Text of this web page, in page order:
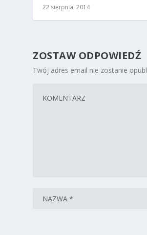
22 sierpnia, 2014
ZOSTAW ODPOWIEDŹ
Twój adres email nie zostanie